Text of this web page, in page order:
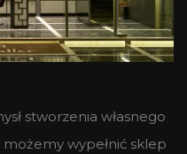
stworzenia własnego
wypełnić sklep